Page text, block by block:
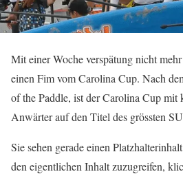
Mit einer Woche verspätung nicht
einen Fim vom Carolina Cup. Nach
of the Paddle, ist der Carolina Cup mit
Anwärter auf den Titel des grössten
Sie sehen gerade einen
den eigentlichen Inhalt zuzugreifen,